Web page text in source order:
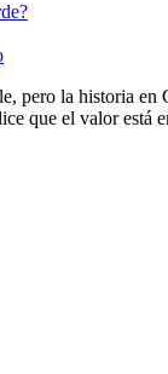
pero la historia
que el valor está